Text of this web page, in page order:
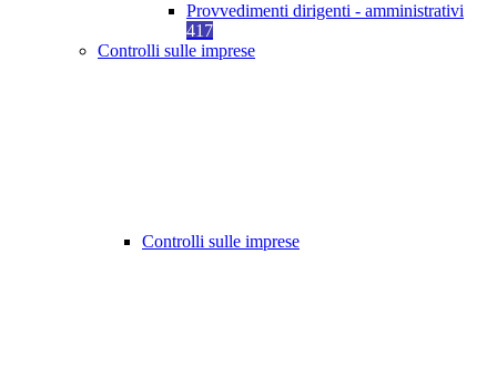
Provvedimenti dirigenti - amministrativi
417
Controlli sulle imprese
Controlli sulle imprese